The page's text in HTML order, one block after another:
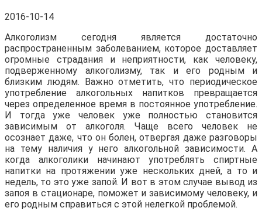
2016-10-14
Алкоголизм сегодня является достаточно
распространенным заболеванием, которое доставляет
огромные страдания и неприятности, как человеку,
подверженному алкоголизму, так и его родным и
близким людям. Важно отметить, что периодическое
употребление алкогольных напитков превращается
через определенное время в постоянное употребление.
И тогда уже человек уже полностью становится
зависимым от алкоголя. Чаще всего человек не
осознает даже, что он болен, отвергая даже разговоры
на тему наличия у него алкогольной зависимости. А
когда алкоголики начинают употреблять спиртные
напитки на протяжении уже нескольких дней, а то и
недель, то это уже запой. И вот в этом случае вывод из
запоя в стационаре, поможет и зависимому человеку, и
его родным справиться с этой нелегкой проблемой.